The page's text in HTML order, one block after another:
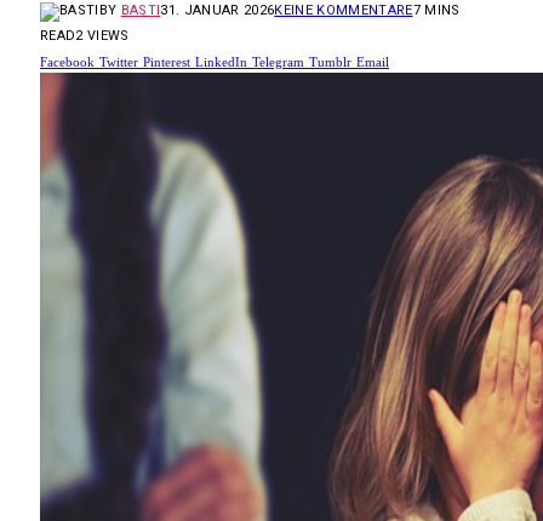
BY BASTI31. JANUAR 2026KEINE KOMMENTARE7 MINS
READ2 VIEWS
Facebook Twitter Pinterest LinkedIn Telegram Tumblr Email